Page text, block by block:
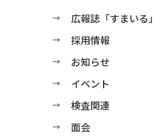
広報誌「すまいる」
採用情報
お知らせ
イベント
検査関連
面会